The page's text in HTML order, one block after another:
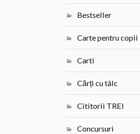
Bestseller
Carte pentru copii
Carti
Cărți cu tâlc
Cititorii TREI
Concursuri